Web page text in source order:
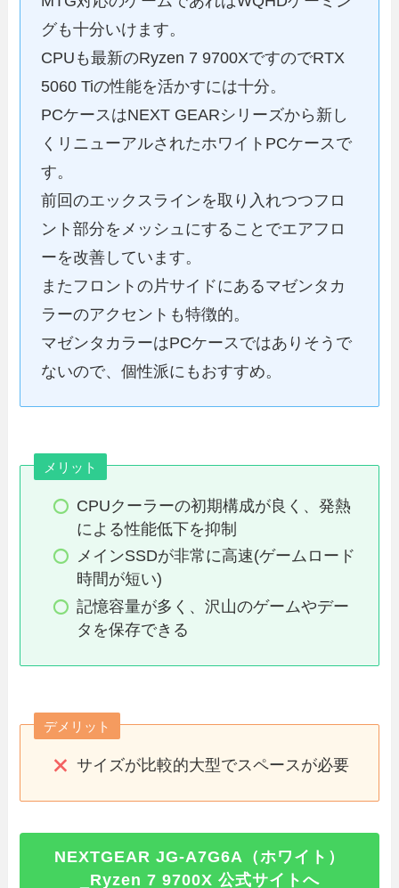
グも十分いけます。
CPUも最新のRyzen 7 9700XですのでRTX
5060 Tiの性能を活かすには十分。
PCケースはNEXT GEARシリーズから新し
くリニューアルされたホワイトPCケースで
す。
前回のエックスラインを取り入れつつフロ
ント部分をメッシュにすることでエアフロ
ーを改善しています。
またフロントの片サイドにあるマゼンタカ
ラーのアクセントも特徴的。
マゼンタカラーはPCケースではありそうで
ないので、個性派にもおすすめ。
メリット
CPUクーラーの初期構成が良く、発熱
による性能低下を抑制
メインSSDが非常に高速(ゲームロード
時間が短い)
記憶容量が多く、沢山のゲームやデー
タを保存できる
デメリット
サイズが比較的大型でスペースが必要
NEXTGEAR JG-A7G6A（ホワイト）
_Ryzen 7 9700X 公式サイトへ